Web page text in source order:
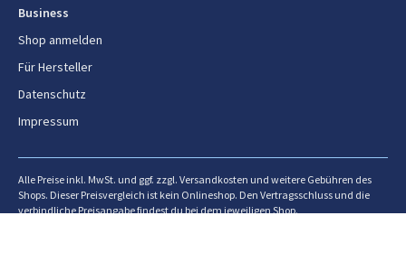
Business
Shop anmelden
Für Hersteller
Datenschutz
Impressum
Alle Preise inkl. MwSt. und ggf. zzgl. Versandkosten und weitere Gebühren des
Shops. Dieser Preisvergleich ist kein Onlineshop. Den Vertragsschluss und die
verbindliche Preisangabe findest du bei dem jeweiligen Shop.